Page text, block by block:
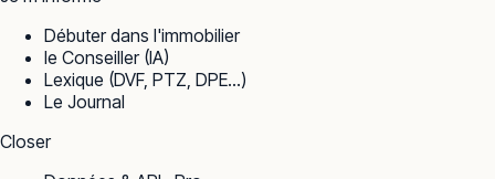
Débuter dans l'immobilier
le Conseiller (IA)
Lexique (DVF, PTZ, DPE…)
Le Journal
Closer